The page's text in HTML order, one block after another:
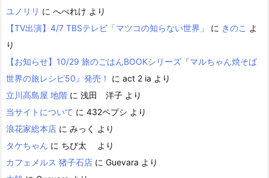
ユノリリ に へべれけ より
【TV出演】4/7 TBSテレビ「マツコの知らない世界」
に きのこ よ
り
【お知らせ】10/29 旅のごはんBOOKシリーズ『マルちゃん焼そば
世界の旅レシピ50』発売！
に act 2 ia より
立川高島屋 地階 に 浅田 洋子 より
当サイトについて に 432ペプシ より
浪花家総本店 に みっく
より
タケちゃん に ちび太
より
カフェメルス 猪子石店 に Guevara より